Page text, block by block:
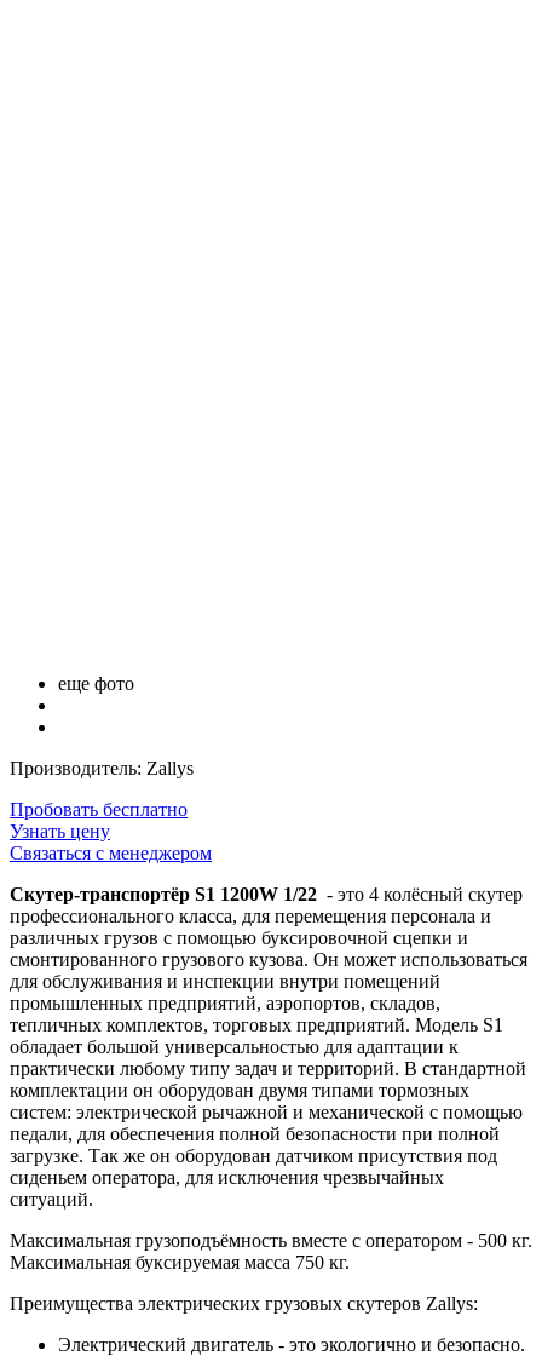
еще фото
Производитель: Zallys
Пробовать бесплатно
Узнать цену
Связаться с менеджером
Скутер-транспортёр S1 1200W 1/22 - это 4 колёсный скутер
профессионального класса, для перемещения персонала и
различных грузов с помощью буксировочной сцепки и
смонтированного грузового кузова. Он может использоваться
для обслуживания и инспекции внутри помещений
промышленных предприятий, аэропортов, складов,
тепличных комплектов, торговых предприятий. Модель S1
обладает большой универсальностью для адаптации к
практически любому типу задач и территорий. В стандартной
комплектации он оборудован двумя типами тормозных
систем: электрической рычажной и механической с помощью
педали, для обеспечения полной безопасности при полной
загрузке. Так же он оборудован датчиком присутствия под
сиденьем оператора, для исключения чрезвычайных
ситуаций.
Максимальная грузоподъёмность вместе с оператором - 500 кг.
Максимальная буксируемая масса 750 кг.
Преимущества электрических грузовых скутеров Zallys:
Электрический двигатель - это экологично и безопасно.